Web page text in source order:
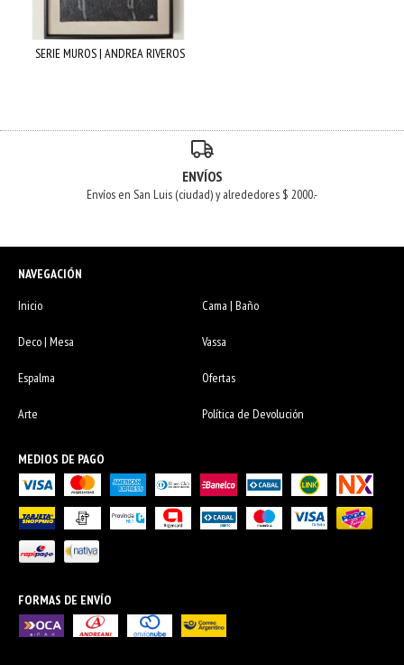
SERIE MUROS | ANDREA RIVEROS
ENVÍOS
Envíos en San Luis (ciudad) y alrededores $ 2000.-
NAVEGACIÓN
Inicio
Cama | Baño
Deco | Mesa Vassa
Espalma Ofertas
Arte Política de Devolución
MEDIOS DE PAGO
FORMAS DE ENVÍO